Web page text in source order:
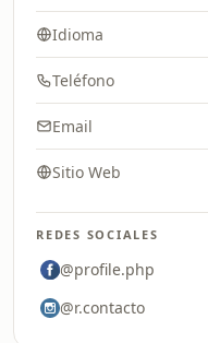
Idioma
Teléfono
Email
Sitio Web
REDES SOCIALES
@profile.php
@r.contacto